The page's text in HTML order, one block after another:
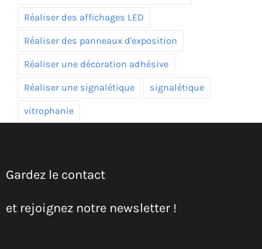
Réaliser des affichages LED
Réaliser des panneaux d'exposition
Réaliser une décoration adhésive
Réaliser une signalétique signalétique
vitrophanie
Gardez le contact
et rejoignez notre newsletter !